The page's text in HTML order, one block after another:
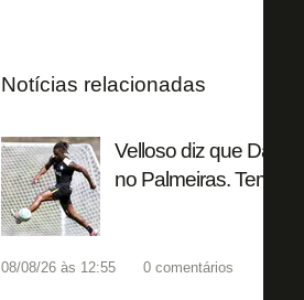
Notícias relacionadas
Velloso diz que
no Palmeiras. Tem
08/08/26 às 12:55 0 comentários